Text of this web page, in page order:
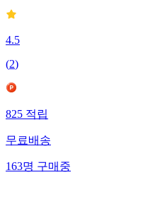
4.5
(2)
825 적립
무료배송
163명 구매중